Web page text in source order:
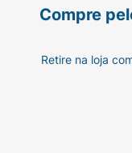
Compre
Retire na loja